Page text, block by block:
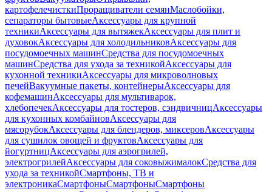
картофелечисткиПроращиватели семянМаслобойки,
сепараторы бытовыеАксессуары для крупной
техникиАксессуары для вытяжекАксессуары для плит и
духовокАксессуары для холодильниковАксессуары для
посудомоечных машинСредства для посудомоечных
машинСредства для ухода за техникойАксессуары для
кухонной техникиАксессуары для микроволновых
печейВакуумные пакеты, контейнерыАксессуары для
кофемашинАксессуары для мультиварок,
хлебопечекАксессуары для тостеров, сэндвичницАксессуары
для кухонных комбайновАксессуары для
мясорубокАксессуары для блендеров, миксеровАксессуары
для сушилок овощей и фруктовАксессуары для
йогуртницАксессуары для аэрогрилей,
электрогрилейАксессуары для соковыжималокСредства для
ухода за техникойСмартфоны, ТВ и
электроникаСмартфоныСмартфоныСмартфоны